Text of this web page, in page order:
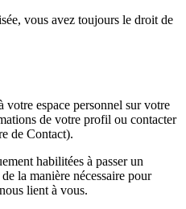
vous avez toujours le droit de
votre espace personnel sur votre
de votre profil ou contacter
de Contact).
habilitées à passer un
la manière nécessaire pour
lient à vous.